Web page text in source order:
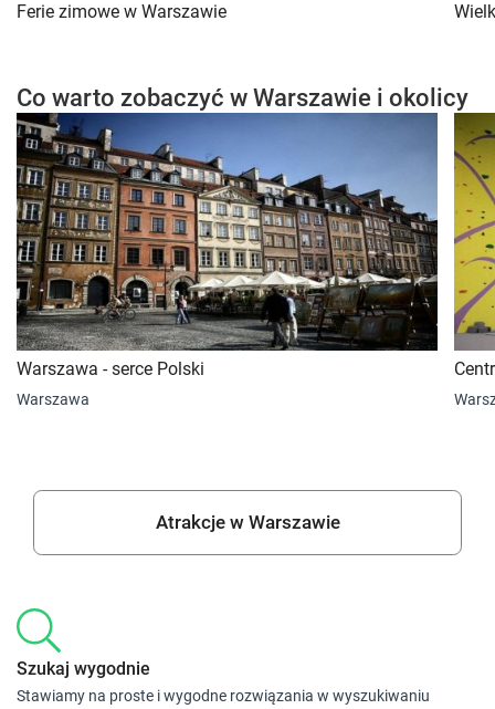
Ferie zimowe w Warszawie
Co warto zobaczyć w Warszawie i okolicy
Warszawa - serce Polski
Warszawa
Atrakcje w Warszawie
Szukaj wygodnie
Stawiamy na proste i wygodne rozwiązania w wyszukiwaniu